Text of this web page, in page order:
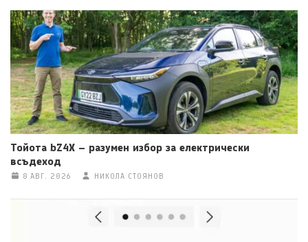
Тойота bZ4X – разумен избор за електрически
всъдеход
8 АВГ. 2026 НИКОЛА СТОЯНОВ